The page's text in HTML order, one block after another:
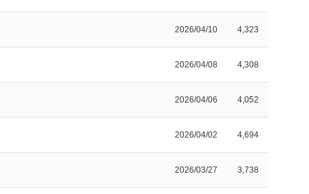
2026/04/10 4,323
2026/04/08 4,308
2026/04/06 4,052
2026/04/02 4,694
2026/03/27 3,738